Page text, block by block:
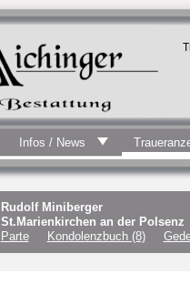
Infos / News
Rudolf Miniberger
St.Marienkirchen an der Polsenz
Parte
Kondolenzbuch (8)